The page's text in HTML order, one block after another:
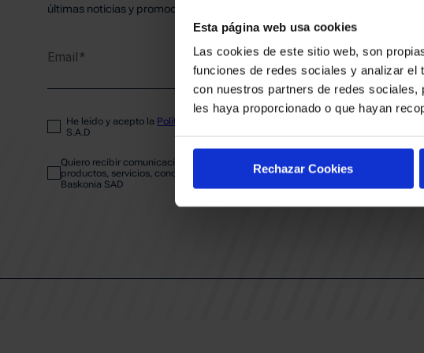
Esta página web usa cookies
Las cookies de este sitio web, son
funciones de redes sociales y analizar el
con nuestros partners de redes
les haya proporcionado o que hayan
Rechazar Cookies
CLUB
últimas noticias y promociones del club.
Email
He leído y acepto la Política de privacidad
S.A.D
Quiero recibir comunicaciones electrónicas sobre las actividades,
productos, servicios, concursos, ofertas y/o promociones del SASKI
Baskonia SAD